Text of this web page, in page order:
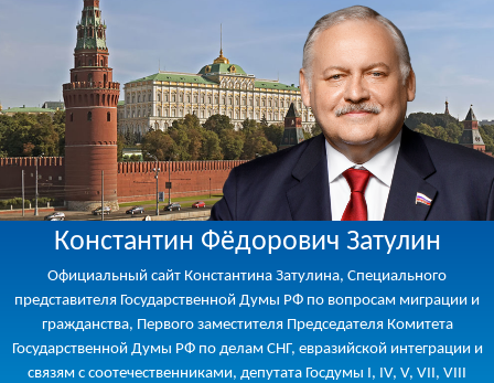
Константин Фёдорович Затулин
Официальный сайт Константина Затулина, Специального
представителя Государственной Думы РФ по вопросам миграции и
гражданства, Первого заместителя Председателя Комитета
Государственной Думы РФ по делам СНГ, евразийской интеграции и
связям с соотечественниками, депутата Госдумы I, IV, V, VII, VIII